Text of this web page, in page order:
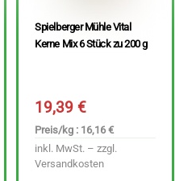
Spielberger Mühle Vital
Kerne Mix 6 Stück zu 200 g
19,39€
Preis/kg : 16,16 €
inkl. MwSt. – zzgl.
Versandkosten